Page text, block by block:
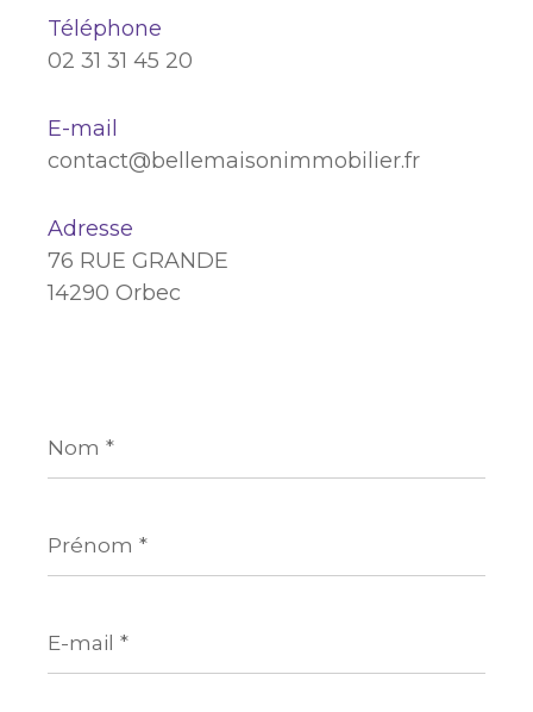
Téléphone
02 31 31 45 20
E-mail
contact@bellemaisonimmobilier.fr
Adresse
76 RUE GRANDE
14290 Orbec
*
*
mail
*